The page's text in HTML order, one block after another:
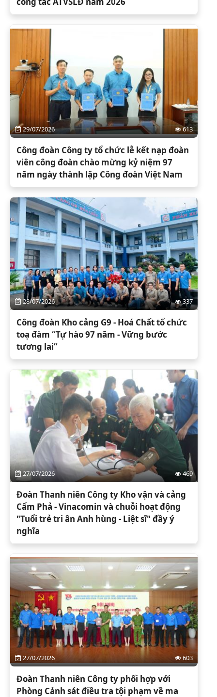
29/07/2026 613
Công đoàn Công ty tổ chức lễ kết nạp đoàn
viên công đoàn chào mừng kỷ niệm 97
năm ngày thành lập Công đoàn Việt Nam
28/07/2026 337
Công đoàn Kho cảng G9 - Hoá Chất tổ chức
toạ đàm “Tự hào 97 năm - Vững bước
tương lai”
27/07/2026 469
Đoàn Thanh niên Công ty Kho vận và cảng
Cẩm Phả - Vinacomin và chuỗi hoạt động
"Tuổi trẻ tri ân Anh hùng - Liệt sĩ" đầy ý
nghĩa
27/07/2026 603
Đoàn Thanh niên Công ty phối hợp với
Phòng Cảnh sát điều tra tội phạm về ma